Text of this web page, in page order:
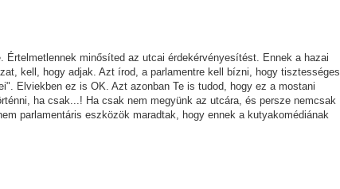
minősíted az utcai érdekérvényesítést. Ennek a hazai
kell, hogy adjak. Azt írod, a parlamentre kell bízni, hogy tisztességes
Elviekben ez is OK. Azt azonban Te is tudod, hogy ez a mostani
ha csak...! Ha csak nem megyünk az utcára, és persze nemcsak
parlamentáris eszközök maradtak, hogy ennek a kutyakomédiának